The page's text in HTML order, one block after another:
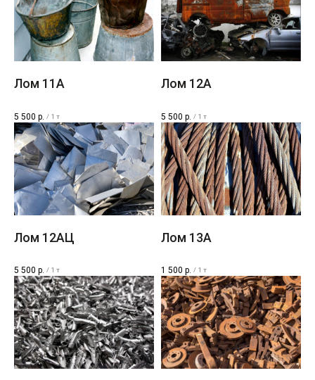
Лом 11A​
5 500 р. / 1 т
Лом 12A​
5 500 р. / 1 т
Лом 12AЦ
5 500 р. / 1 т
Лом 13A
1 500 р. / 1 т